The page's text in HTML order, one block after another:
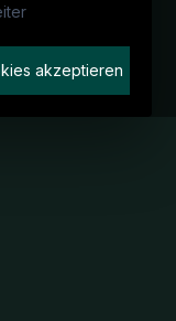
akzeptieren